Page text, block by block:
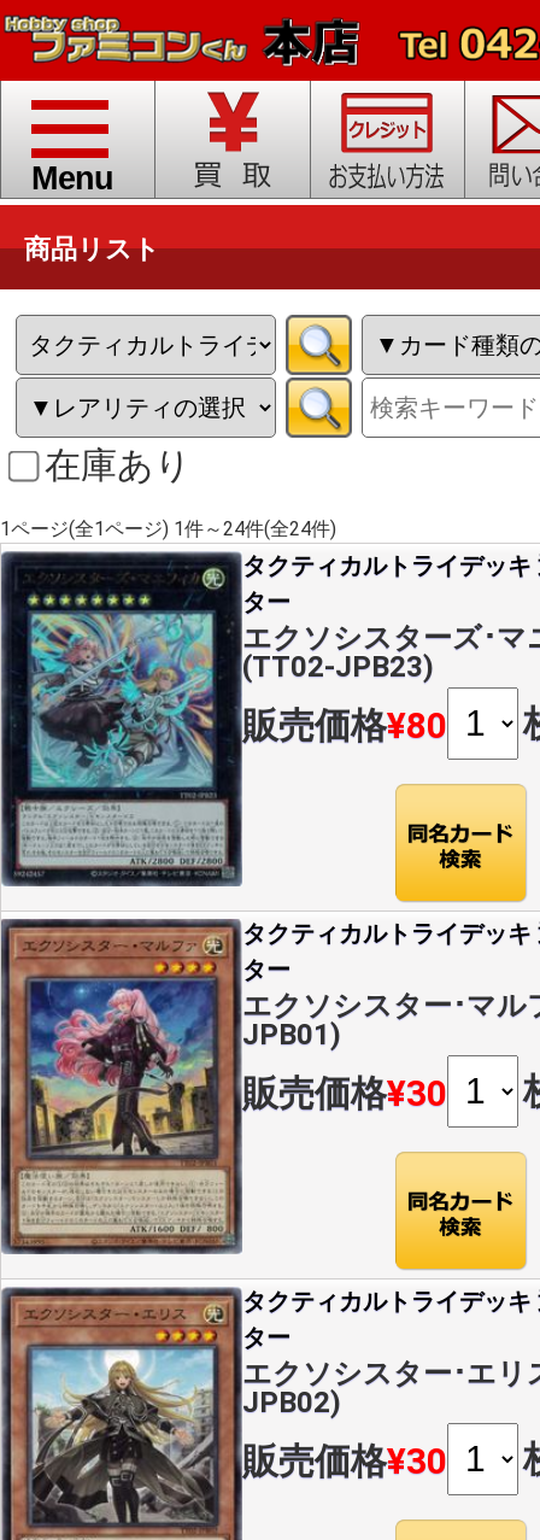
toggle
navigation
Menu
商品リスト
在庫あり
1ページ(全1ページ) 1件～24件(全24件)
タクティカルトライデッ
ター
エクソシスターズ･マ
(TT02-JPB23)
販売価格¥80
タクティカルトライデッ
ター
エクソシスター･マ
JPB01)
販売価格¥30
タクティカルトライデッ
ター
エクソシスター･エリ
JPB02)
販売価格¥30